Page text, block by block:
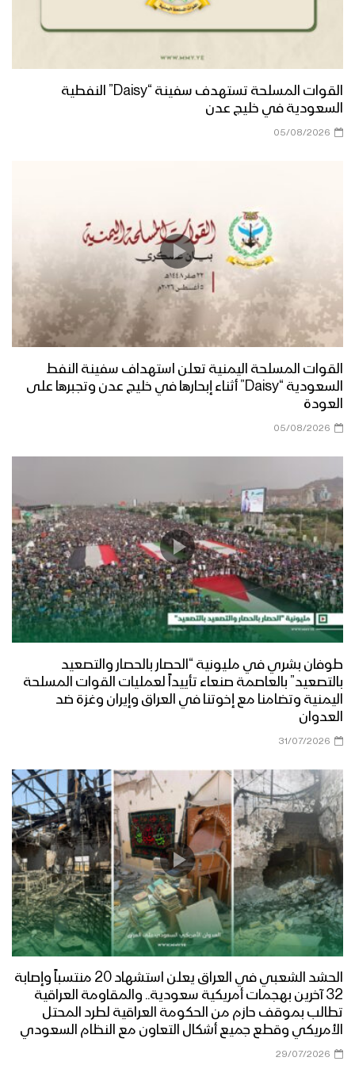
نشيد الويل لكم | فرقة أنصار الله – 1444هـ
قصيدة ( ثامن سنة ) الشاعر صقر اللاحجي –
الإعلام الحربي 1443هـ
الشكر والتقدير لله سبحانه وتعالى – القول
السديد 1443هـ
ميادين الجهاد – حلقة خاصة من جبهة جيزان
بمناسبة اليوم الوطني للصمود وقدوم
سيندمون – القول السديد 1443هـ
الغربي بمناسبة اليوم الوطني للصمود
وقدوم العام الثامن
أوبريت عانق المجد – فرقة الشهيد القائد
1443هـ
طريق السلام – القول السديد 1443هـ
عسير – رسائل أبطال الجيش واللجان
الشعبية من جبهات عسير بمناسبة اليوم
الوطني للصمود 2022م
تعز – رسائل المجاهدين في جبهة مقبنة
بمناسبة اليوم الوطني للصمود 2022م
الجوف – رسائل المجاهدين من جبهات
الظهرة واليتمة بمناسبة اليوم الوطني
للصمود 2022م
قادمون في العام الثامن – القول السديد
القوات المسلحة تستهدف سفينة “Daisy” النفطية
السعودية في خليج عدن
05/08/2026
القوات المسلحة اليمنية تعلن استهداف سفينة النفط
السعودية “Daisy” أثناء إبحارها في خليج عدن وتجبرها على
العودة
05/08/2026
طوفان بشري في مليونية “الحصار بالحصار والتصعيد
بالتصعيد” بالعاصمة صنعاء تأييداً لعمليات القوات المسلحة
اليمنية وتضامنا مع إخوتنا في العراق وإيران وغزة ضد
العدوان
31/07/2026
الحشد الشعبي في العراق يعلن استشهاد 20 منتسباً وإصابة
32 آخرين بهجمات أمريكية سعودية.. والمقاومة العراقية
تطالب بموقف حازم من الحكومة العراقية لطرد المحتل
الأمريكي وقطع جميع أشكال التعاون مع النظام السعودي
29/07/2026